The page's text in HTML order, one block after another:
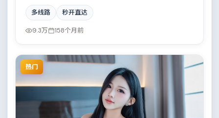
高光，边境线上的对峙与谈判扣人心弦。配乐与摄影风
格统一，具备院线质感。
多线路 秒开直达
9.3万 158个月前
热门